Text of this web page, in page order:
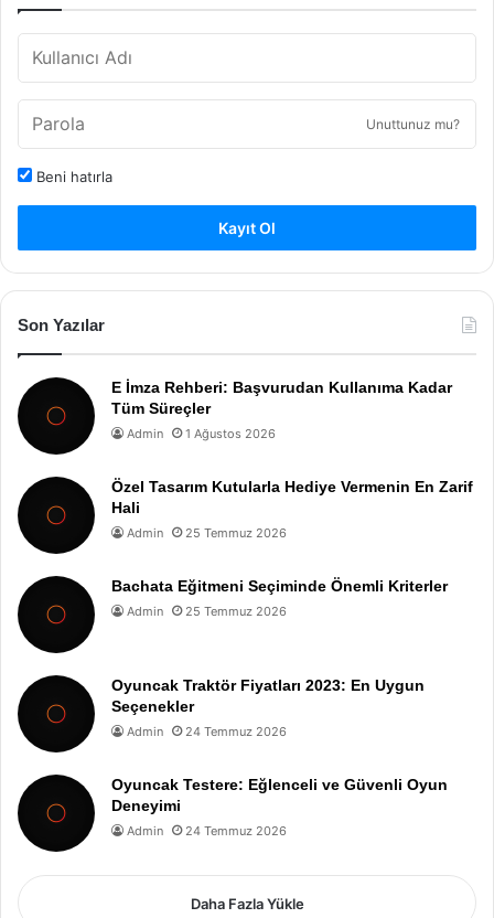
Unuttunuz mu?
Beni hatırla
Kayıt Ol
Son Yazılar
E İmza Rehberi: Başvurudan Kullanıma Kadar
Tüm Süreçler
Admin 1 Ağustos 2026
Özel Tasarım Kutularla Hediye Vermenin En Zarif
Hali
Admin 25 Temmuz 2026
Bachata Eğitmeni Seçiminde Önemli Kriterler
Admin 25 Temmuz 2026
Oyuncak Traktör Fiyatları 2023: En Uygun
Seçenekler
Admin 24 Temmuz 2026
Oyuncak Testere: Eğlenceli ve Güvenli Oyun
Deneyimi
Admin 24 Temmuz 2026
Daha Fazla Yükle